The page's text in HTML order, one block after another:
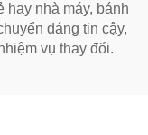
hay nhà máy, bánh
đáng tin cậy,
vụ thay đổi.